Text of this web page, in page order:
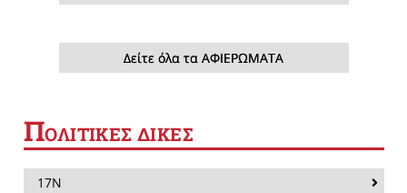
Δείτε όλα τα ΑΦΙΕΡΩΜΑΤΑ
ΠΟΛΙΤΙΚΕΣ ΔΙΚΕΣ
17Ν